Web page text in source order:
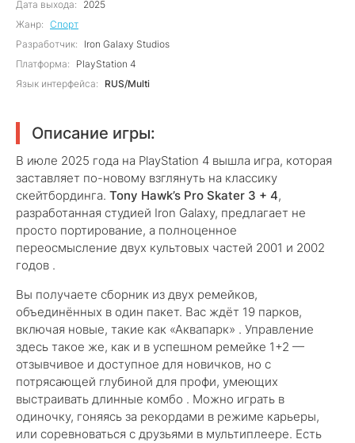
Дата выхода:
2025
Жанр: Спорт
Разработчик:
Iron Galaxy Studios
Платформа:
PlayStation 4
Язык интерфейса:
RUS/Multi
Описание игры:
В июле 2025 года на PlayStation 4 вышла игра, которая
заставляет по-новому взглянуть на классику
скейтбординга. Tony Hawk’s Pro Skater 3 + 4,
разработанная студией Iron Galaxy, предлагает не
просто портирование, а полноценное
переосмысление двух культовых частей 2001 и 2002
годов .
Вы получаете сборник из двух ремейков,
объединённых в один пакет. Вас ждёт 19 парков,
включая новые, такие как «Аквапарк» . Управление
здесь такое же, как и в успешном ремейке 1+2 —
отзывчивое и доступное для новичков, но с
потрясающей глубиной для профи, умеющих
выстраивать длинные комбо . Можно играть в
одиночку, гоняясь за рекордами в режиме карьеры,
или соревноваться с друзьями в мультиплеере. Есть